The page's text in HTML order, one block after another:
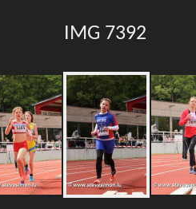
IMG 7392